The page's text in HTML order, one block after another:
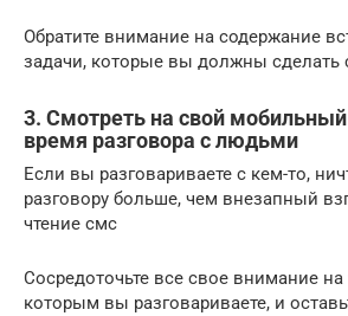
Обратите внимание на содержание
задачи, которые вы должны сделать
3. Смотреть на свой
время разговора с людьми
Если вы разговариваете с кем-то,
разговору больше, чем внезапный
чтение смс
Сосредоточьте все свое внимание на
которым вы разговариваете, и